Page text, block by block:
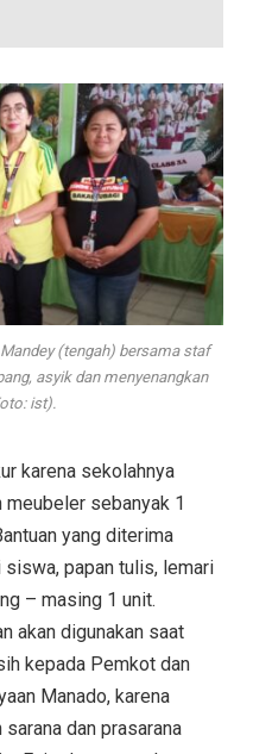
(tengah) bersama staf
asyik dan menyenangkan
ist).
karena sekolahnya
meubeler sebanyak 1
yang diterima
siswa, papan tulis, lemari
– masing 1 unit.
akan digunakan saat
kepada Pemkot dan
Manado, karena
dan prasarana